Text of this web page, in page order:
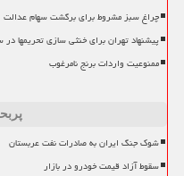
چراغ سبز مشروط برای برگشت سهام عدالت
پیشنهاد تهران برای خنثی سازی تحریمها در
ممنوعیت واردات برنج نامرغوب
شوک جنگ ایران به صادرات نفت عربستان
سقوط آزاد قیمت خودرو در بازار